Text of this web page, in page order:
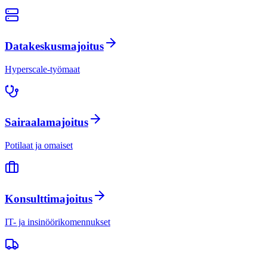
Datakeskusmajoitus
Hyperscale-työmaat
Sairaalamajoitus
Potilaat ja omaiset
Konsulttimajoitus
IT- ja insinöörikomennukset